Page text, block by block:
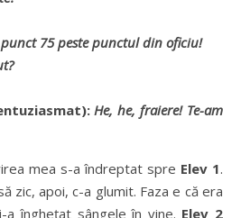
75 peste punctul din oficiu!
He, he, fraiere! Te-am
mea s-a îndreptat spre Elev 1.
zic, apoi, c-a glumit. Faza e că era
îngheţat sângele în vine. Elev 2